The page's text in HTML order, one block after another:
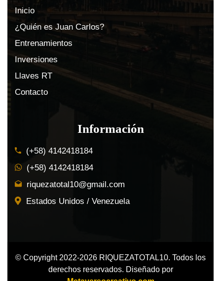
Inicio
¿Quién es Juan Carlos?
Entrenamientos
Inversiones
Llaves RT
Contacto
Información
(+58) 4142418184
(+58) 4142418184
riquezatotal10@gmail.com
Estados Unidos / Venezuela
© Copyright 2022-2026 RIQUEZATOTAL10. Todos los
derechos reservados. Diseñado por